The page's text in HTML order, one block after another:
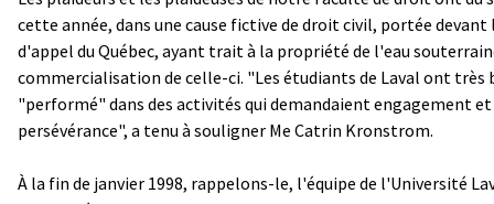
cette année, dans une cause fictive de droit civil, portée devant
d'appel du Québec, ayant trait à la propriété de l'eau
commercialisation de celle-ci. "Les étudiants de Laval ont très
"performé" dans des activités qui demandaient engagement et
persévérance", a tenu à souligner Me Catrin Kronstrom.
À la fin de janvier 1998, rappelons-le, l'équipe de l'Université